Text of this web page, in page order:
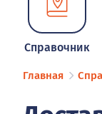
Справочник
Главная